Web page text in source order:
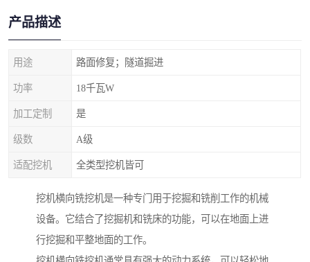
产品描述
用途 路面修复；隧道掘进
功率 18千瓦W
加工定制 是
级数 A级
适配挖机 全类型挖机皆可
挖机横向铣挖机是一种专门用于挖掘和铣削工作的机械
设备。它结合了挖掘机和铣床的功能，可以在地面上进
行挖掘和平整地面的工作。